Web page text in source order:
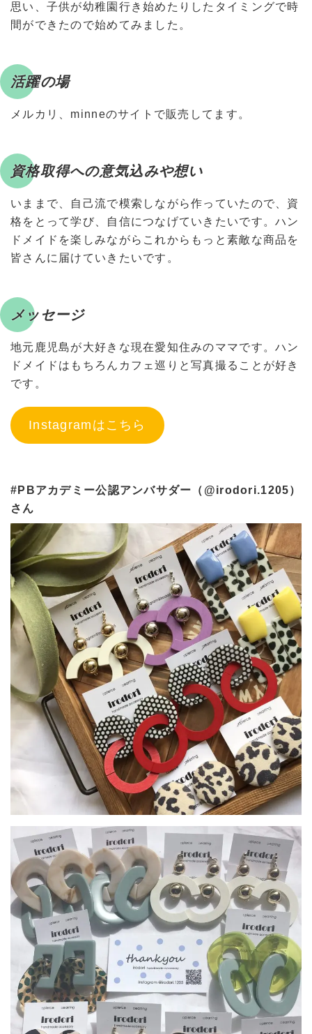
思い、子供が幼稚園行き始めたりしたタイミングで時
間ができたので始めてみました。
活躍の場
メルカリ、minneのサイトで販売してます。
資格取得への意気込みや想い
いままで、自己流で模索しながら作っていたので、資
格をとって学び、自信につなげていきたいです。ハン
ドメイドを楽しみながらこれからもっと素敵な商品を
皆さんに届けていきたいです。
メッセージ
地元鹿児島が大好きな現在愛知住みのママです。ハン
ドメイドはもちろんカフェ巡りと写真撮ることが好き
です。
Instagramはこちら
#PBアカデミー公認アンバサダー（@irodori.1205）
さん